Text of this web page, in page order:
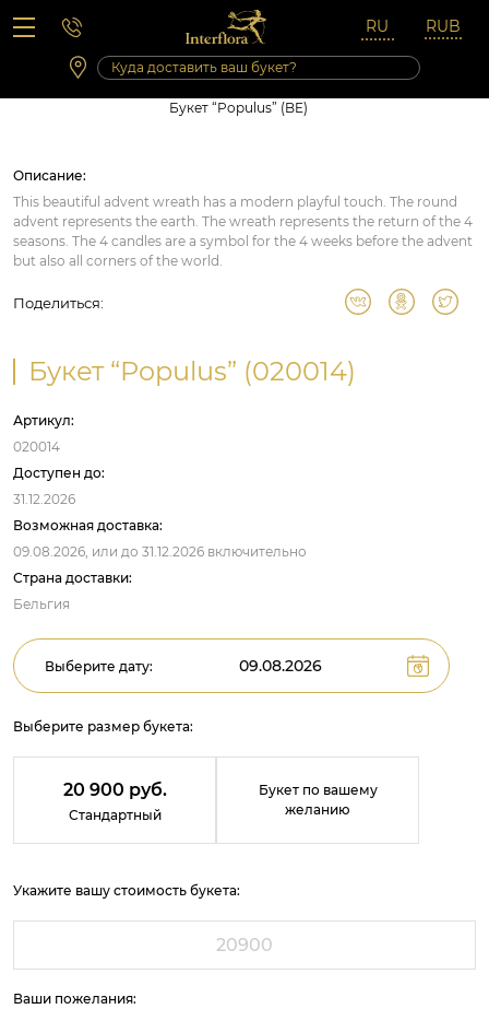
Вопросы-ответы
Сб 10:00 ‐ 14:00
Выходные и праздничные дни
Букет “Populus” (BE)
Описание:
This beautiful advent wreath has a modern playful touch. The round
advent represents the earth. The wreath represents the return of the 4
seasons. The 4 candles are a symbol for the 4 weeks before the advent
but also all corners of the world.
Поделиться:
Букет “Populus” (020014)
Артикул:
020014
Доступен до:
31.12.2026
Возможная доставка:
09.08.2026, или до 31.12.2026 включительно
Страна доставки:
Бельгия
Выберите дату:
Выберите размер букета:
20 900 руб.
Стандартный
Букет по вашему
желанию
Укажите вашу стоимость букета:
Ваши пожелания: